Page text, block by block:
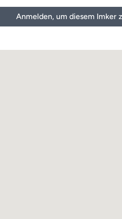
Anmelden, um diesem Imker